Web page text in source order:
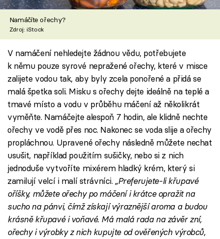
Namáčíte ořechy?
Zdroj: iStock
V namáčení nehledejte žádnou vědu, potřebujete
k němu pouze syrové nepražené ořechy, které v misce
zalijete vodou tak, aby byly zcela ponořené a přidá se
malá špetka soli. Misku s ořechy dejte ideálně na teplé a
tmavé místo a vodu v průběhu máčení až několikrát
vyměňte. Namáčejte alespoň 7 hodin, ale klidně nechte
ořechy ve vodě přes noc. Nakonec se voda slije a ořechy
propláchnou. Upravené ořechy následně můžete nechat
usušit, například použitím sušičky, nebo si z nich
jednoduše vytvoříte mixérem hladký krém, který si
zamilují velcí i malí strávníci. „Preferujete-li křupavé
oříšky, můžete ořechy po máčení i krátce opražit na
sucho na pánvi, čímž získají výraznější aroma a budou
krásně křupavé i voňavé. Má malá rada na závěr zní,
ořechy i výrobky z nich kupujte od ověřených výrobců,